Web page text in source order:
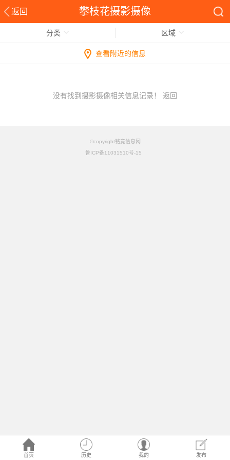
返回 攀枝花摄影摄像
首页 历史 我的 发布
分类 区域
查看附近的信息
没有找到摄影摄像相关信息记录！ 返回
©copyright铭竟信息网
鲁ICP备11031510号-15